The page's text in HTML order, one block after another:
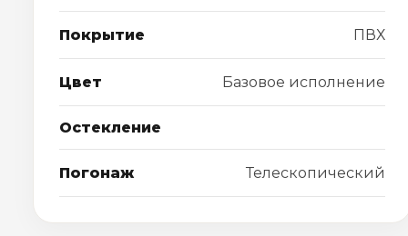
Покрытие ПВХ
Цвет Базовое исполнение
Остекление
Погонаж Телескопический